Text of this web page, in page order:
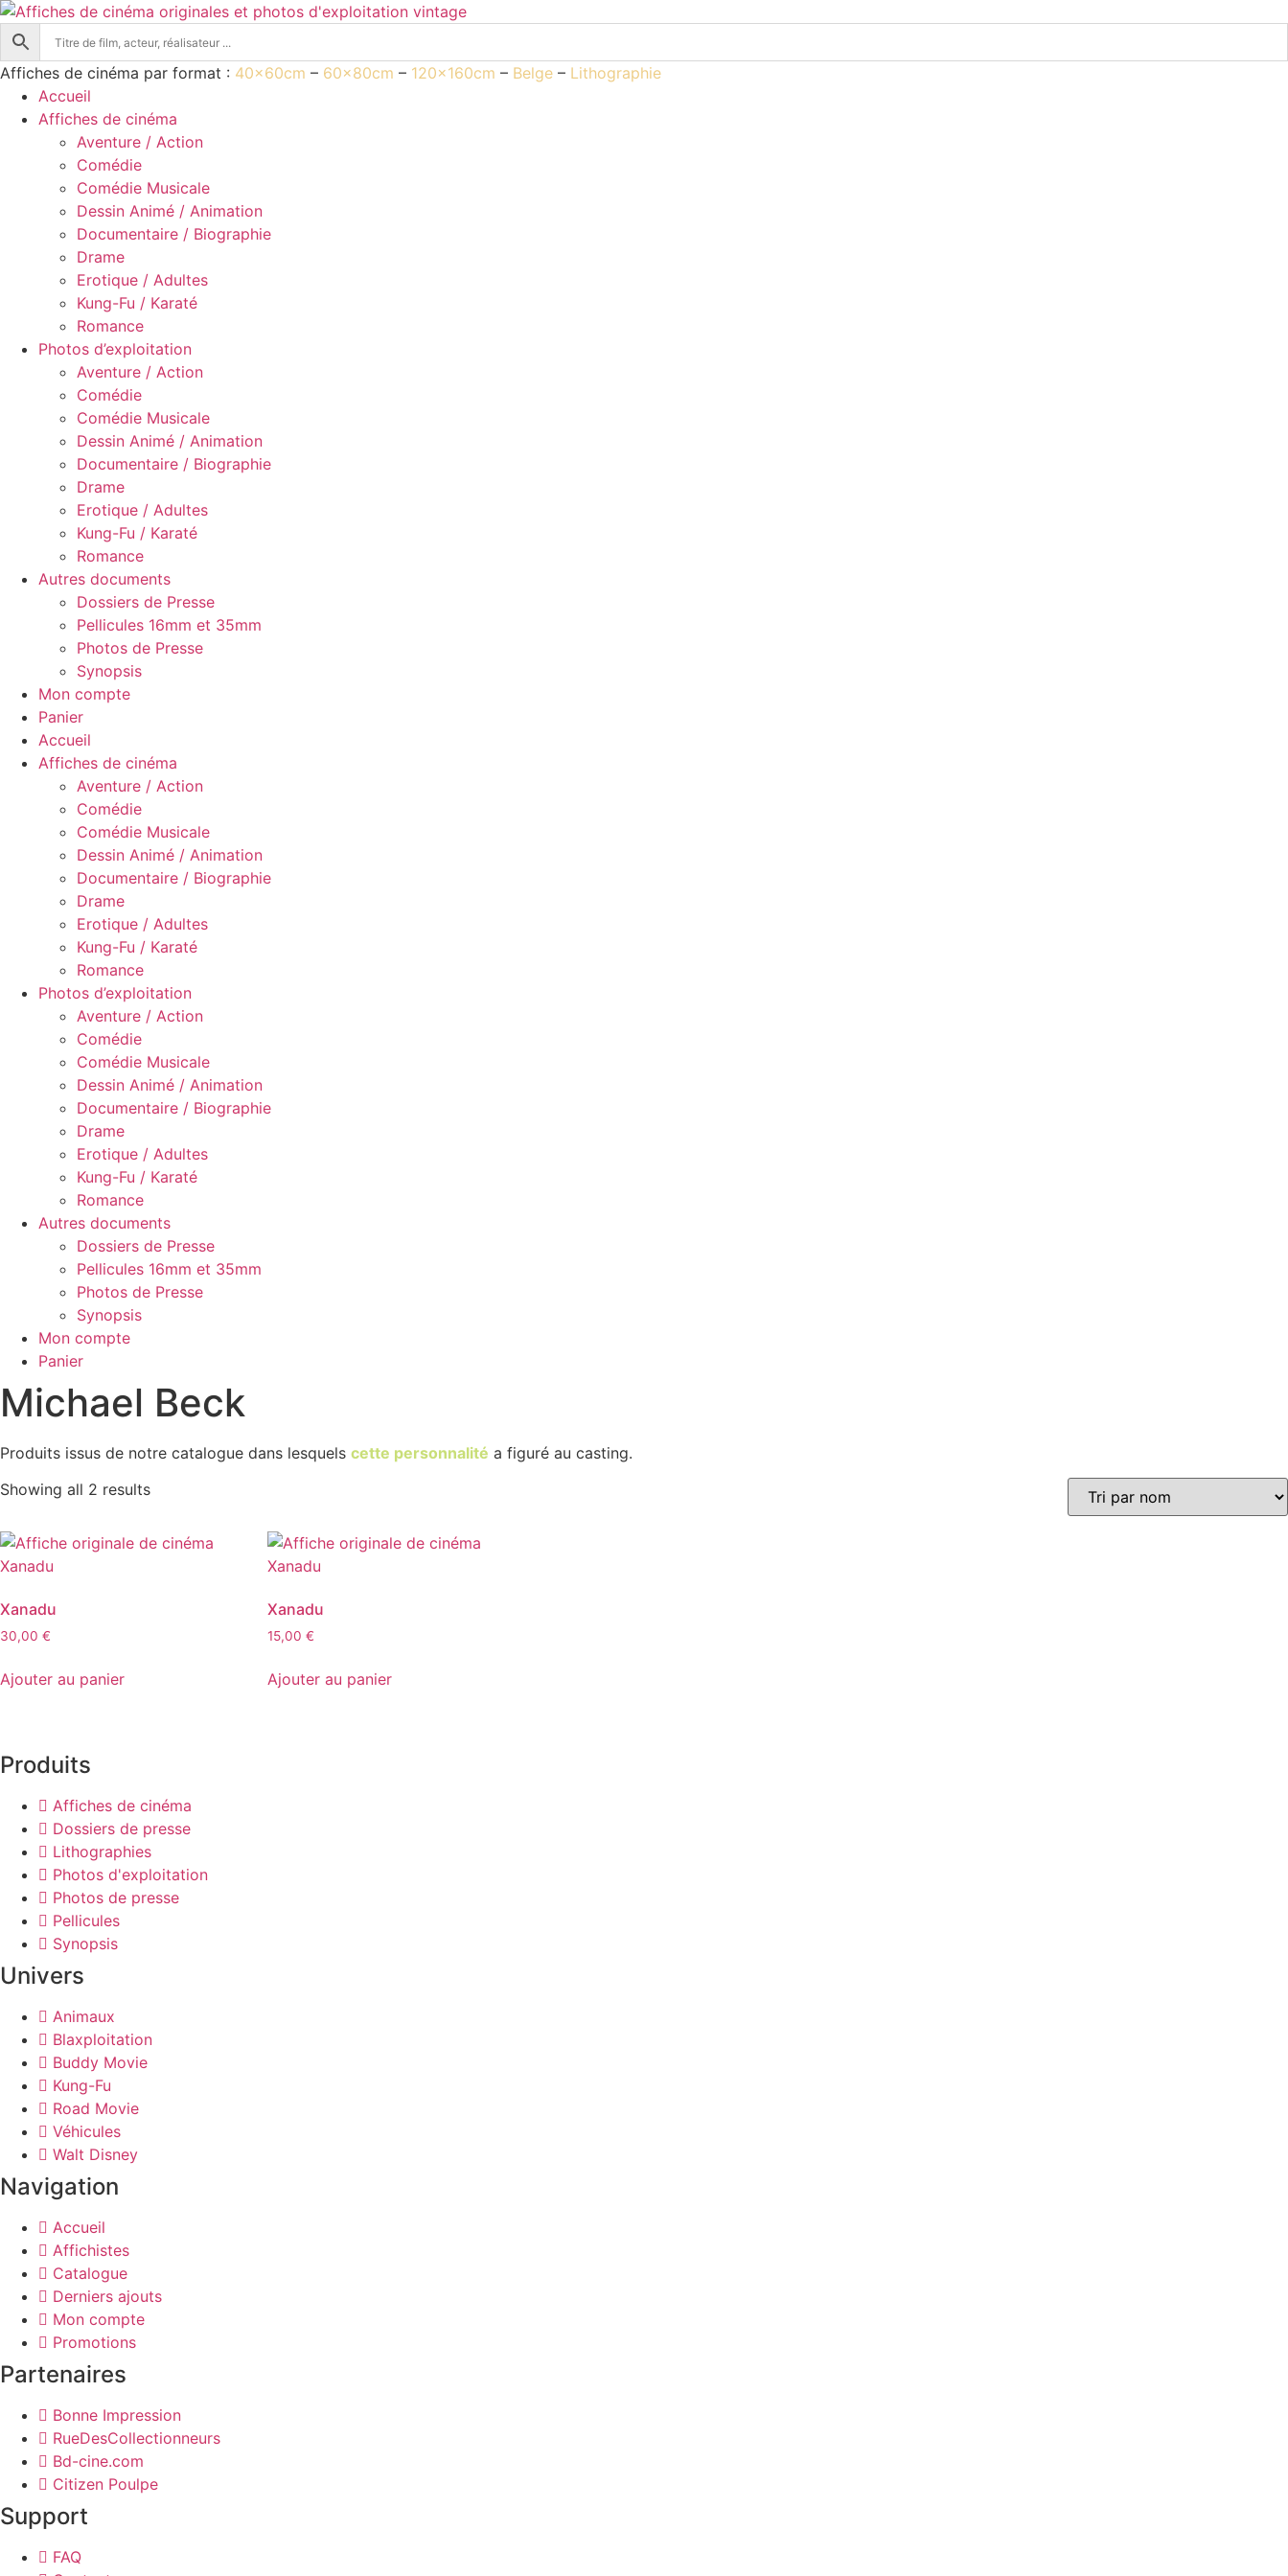
Aller
au
contenu
Affiches de cinéma par format : 40x60cm – 60x80cm – 120x160cm – Belge – Lithographie
Accueil
Affiches de cinéma
Aventure / Action
Comédie
Comédie Musicale
Dessin Animé / Animation
Documentaire / Biographie
Drame
Erotique / Adultes
Kung-Fu / Karaté
Romance
Photos d’exploitation
Aventure / Action
Comédie
Comédie Musicale
Dessin Animé / Animation
Documentaire / Biographie
Drame
Erotique / Adultes
Kung-Fu / Karaté
Romance
Autres documents
Dossiers de Presse
Pellicules 16mm et 35mm
Photos de Presse
Synopsis
Mon compte
Panier
Accueil
Affiches de cinéma
Aventure / Action
Comédie
Comédie Musicale
Dessin Animé / Animation
Documentaire / Biographie
Drame
Erotique / Adultes
Kung-Fu / Karaté
Romance
Photos d’exploitation
Aventure / Action
Comédie
Comédie Musicale
Dessin Animé / Animation
Documentaire / Biographie
Drame
Erotique / Adultes
Kung-Fu / Karaté
Romance
Autres documents
Dossiers de Presse
Pellicules 16mm et 35mm
Photos de Presse
Synopsis
Mon compte
Panier
Michael Beck
Produits issus de notre catalogue dans lesquels cette personnalité a figuré au casting.
Showing all 2 results
Xanadu
30,00 €
Ajouter au panier
Xanadu
15,00 €
Ajouter au panier
Produits
Affiches de cinéma
Dossiers de presse
Lithographies
Photos d'exploitation
Photos de presse
Pellicules
Synopsis
Univers
Animaux
Blaxploitation
Buddy Movie
Kung-Fu
Road Movie
Véhicules
Walt Disney
Navigation
Accueil
Affichistes
Catalogue
Derniers ajouts
Mon compte
Promotions
Partenaires
Bonne Impression
RueDesCollectionneurs
Bd-cine.com
Citizen Poulpe
Support
FAQ